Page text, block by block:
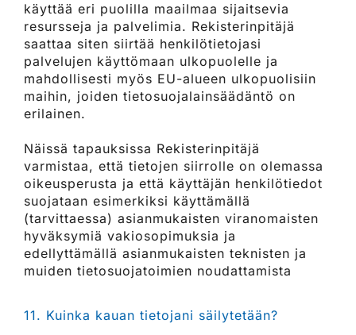
käyttää eri puolilla maailmaa sijaitsevia
resursseja ja palvelimia. Rekisterinpitäjä
saattaa siten siirtää henkilötietojasi
palvelujen käyttömaan ulkopuolelle ja
mahdollisesti myös EU-alueen ulkopuolisiin
maihin, joiden tietosuojalainsäädäntö on
erilainen.
Näissä tapauksissa Rekisterinpitäjä
varmistaa, että tietojen siirrolle on olemassa
oikeusperusta ja että käyttäjän henkilötiedot
suojataan esimerkiksi käyttämällä
(tarvittaessa) asianmukaisten viranomaisten
hyväksymiä vakiosopimuksia ja
edellyttämällä asianmukaisten teknisten ja
muiden tietosuojatoimien noudattamista
11. Kuinka kauan tietojani säilytetään?